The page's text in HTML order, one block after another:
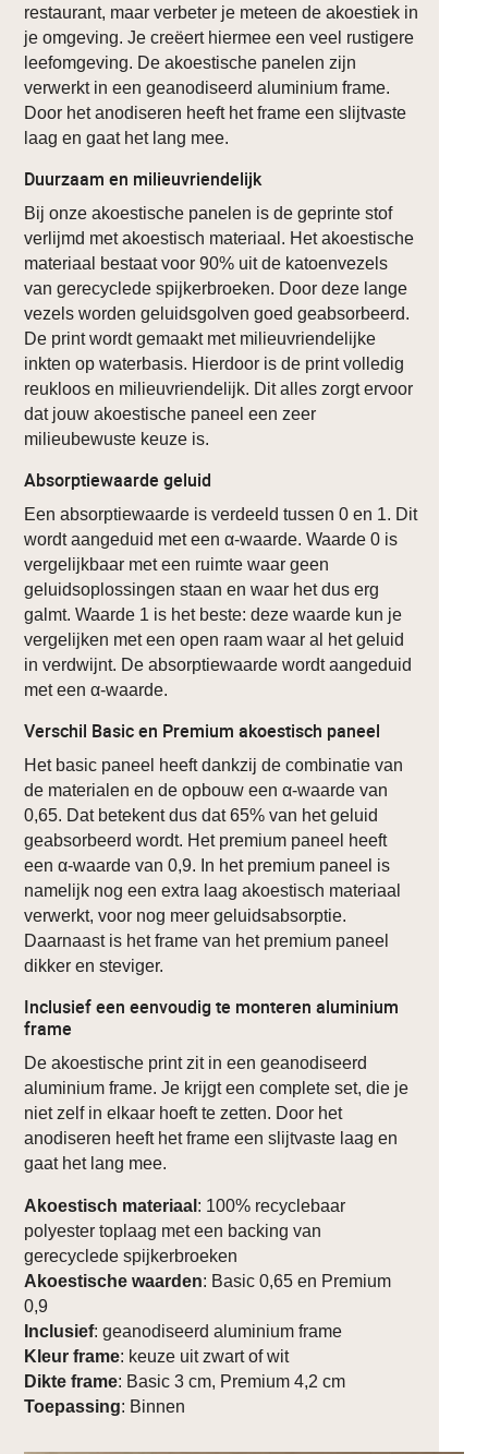
restaurant, maar verbeter je meteen de akoestiek in
je omgeving. Je creëert hiermee een veel rustigere
leefomgeving. De akoestische panelen zijn
verwerkt in een geanodiseerd aluminium frame.
Door het anodiseren heeft het frame een slijtvaste
laag en gaat het lang mee.
Duurzaam en milieuvriendelijk
Bij onze akoestische panelen is de geprinte stof
verlijmd met akoestisch materiaal. Het akoestische
materiaal bestaat voor 90% uit de katoenvezels
van gerecyclede spijkerbroeken. Door deze lange
vezels worden geluidsgolven goed geabsorbeerd.
De print wordt gemaakt met milieuvriendelijke
inkten op waterbasis. Hierdoor is de print volledig
reukloos en milieuvriendelijk. Dit alles zorgt ervoor
dat jouw akoestische paneel een zeer
milieubewuste keuze is.
Absorptiewaarde geluid
Een absorptiewaarde is verdeeld tussen 0 en 1. Dit
wordt aangeduid met een α-waarde. Waarde 0 is
vergelijkbaar met een ruimte waar geen
geluidsoplossingen staan en waar het dus erg
galmt. Waarde 1 is het beste: deze waarde kun je
vergelijken met een open raam waar al het geluid
in verdwijnt. De absorptiewaarde wordt aangeduid
met een α-waarde.
Verschil Basic en Premium akoestisch paneel
Het basic paneel heeft dankzij de combinatie van
de materialen en de opbouw een α-waarde van
0,65. Dat betekent dus dat 65% van het geluid
geabsorbeerd wordt. Het premium paneel heeft
een α-waarde van 0,9. In het premium paneel is
namelijk nog een extra laag akoestisch materiaal
verwerkt, voor nog meer geluidsabsorptie.
Daarnaast is het frame van het premium paneel
dikker en steviger.
Inclusief een eenvoudig te monteren aluminium
frame
De akoestische print zit in een geanodiseerd
aluminium frame. Je krijgt een complete set, die je
niet zelf in elkaar hoeft te zetten. Door het
anodiseren heeft het frame een slijtvaste laag en
gaat het lang mee.
Akoestisch materiaal : 100% recyclebaar
polyester toplaag met een backing van
gerecyclede spijkerbroeken
Akoestische waarden: Basic 0,65 en Premium
0,9
Inclusief: geanodiseerd aluminium frame
Kleur frame: keuze uit zwart of wit
Dikte frame: Basic 3 cm, Premium 4,2 cm
Toepassing: Binnen